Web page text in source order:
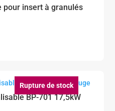
pour insert à granulés
Rupture de stock
BP-701 17,5kW